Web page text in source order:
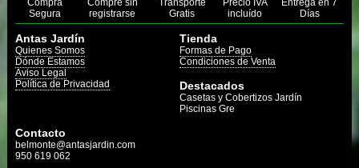
Compra
Segura
Compre sin
registrarse
Transporte
Gratis
Precio IVA
incluído
Entrega en 7
Días
Antas Jardín
Quienes Somos
Dónde Estamos
Aviso Legal
Política de Privacidad
Tienda
Formas de Pago
Condiciones de Venta
Destacados
Casetas y Cobertizos Jardín
Piscinas Gre
Contacto
belmonte@antasjardin.com
950 619 062